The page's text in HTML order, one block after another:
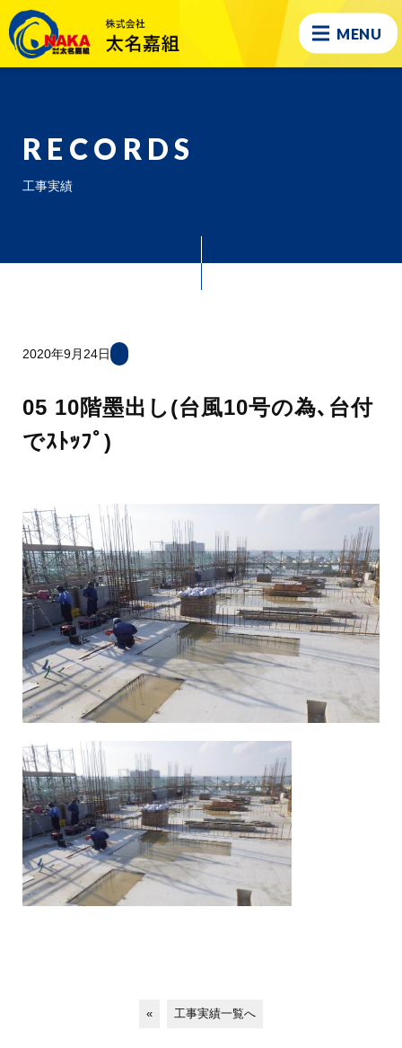
MENU
RECORDS
工事実績
2020年9月24日
05 10階墨出し(台風10号の為､台付
でｽﾄｯﾌﾟ)
« 工事実績一覧へ